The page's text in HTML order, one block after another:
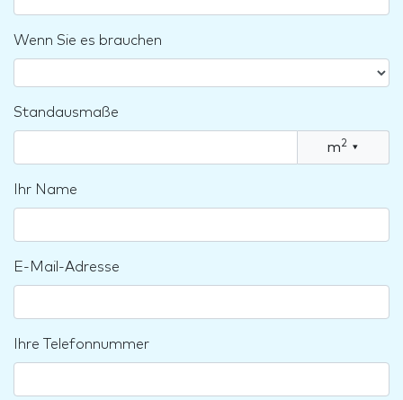
Wenn Sie es brauchen
Standausmaße
m2 ▾
Ihr Name
E-Mail-Adresse
Ihre Telefonnummer